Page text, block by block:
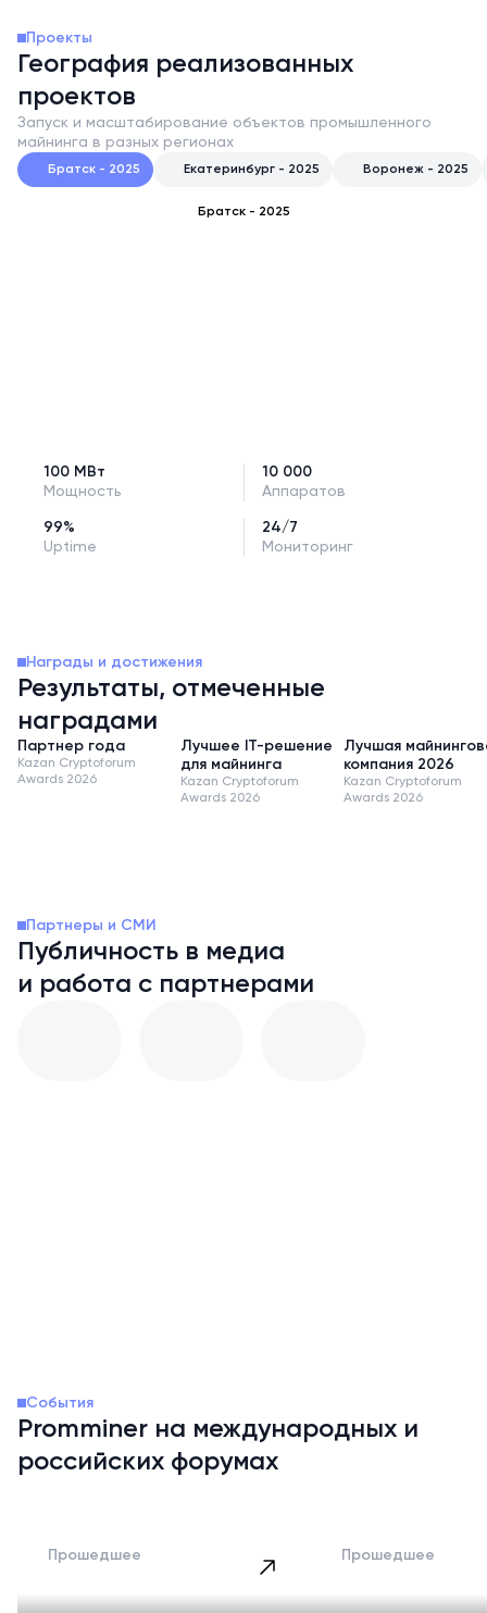
Проекты
География реализованных
проектов
Запуск и масштабирование объектов промышленного
майнинга в разных регионах
Братск - 2025 Екатеринбург - 2025 Воронеж - 2025
Братск - 2025
100 МВт
Мощность
10 000
Аппаратов
99%
Uptime
24/7
Мониторинг
Награды и достижения
Результаты, отмеченные
наградами
Партнер года
Kazan Cryptoforum
Awards 2026
Лучшее IT-решение
для майнинга
Kazan Cryptoforum
Awards 2026
Лучшая
компания 2026
Kazan Cryptoforum
Awards 2026
Партнеры и СМИ
Публичность в медиа
и работа с партнерами
События
Promminer на международных и
российских форумах
Прошедшее Прошедшее